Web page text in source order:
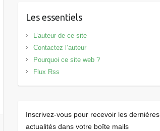
Les essentiels
L’auteur de ce site
Contactez l’auteur
Pourquoi ce site web ?
Flux Rss
Inscrivez-vous pour recevoir les dernières
actualités dans votre boîte mails